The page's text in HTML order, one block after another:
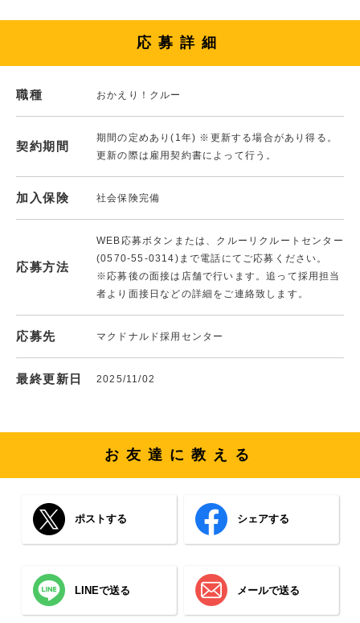
応募詳細
職種 おかえり！クルー
契約期間
期間の定めあり(1年) ※更新する場合があり得る。
更新の際は雇用契約書によって行う。
加入保険 社会保険完備
応募方法
WEB応募ボタンまたは、クルーリクルートセンター
(0570-55-0314)まで電話にてご応募ください。
※応募後の面接は店舗で行います。追って採用担当
者より面接日などの詳細をご連絡致します。
応募先 マクドナルド採用センター
最終更新日 2025/11/02
お友達に教える
ポストする シェアする
LINEで送る メールで送る